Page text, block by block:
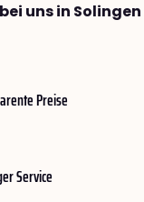
uns in
Preise
Service